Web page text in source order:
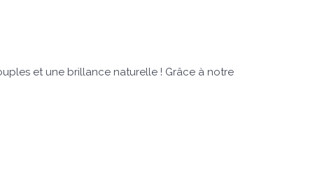
et une brillance naturelle ! Grâce à notre